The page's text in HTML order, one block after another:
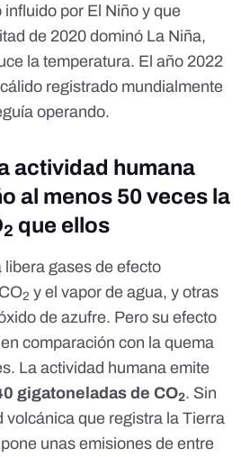
por El Niño y que
de 2020 dominó La Niña,
la temperatura. El año 2022
registrado mundialmente
operando.
actividad humana
al menos 50 veces la
2 que ellos
gases de efecto
2 y el vapor de agua, y otras
de azufre. Pero su efecto
comparación con la quema
La actividad humana emite
gigatoneladas de CO2. Sin
volcánica que registra la Tierra
unas emisiones de entre